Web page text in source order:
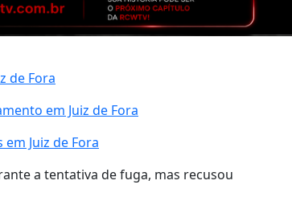
de Fora
em Juiz de Fora
Juiz de Fora
a tentativa de fuga, mas recusou